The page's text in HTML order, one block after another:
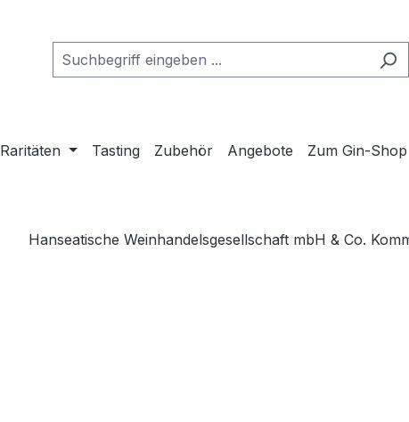
Raritäten Tasting Zubehör Angebote Zum Gin-Shop
Hanseatische Weinhandelsgesellschaft mbH & Co.